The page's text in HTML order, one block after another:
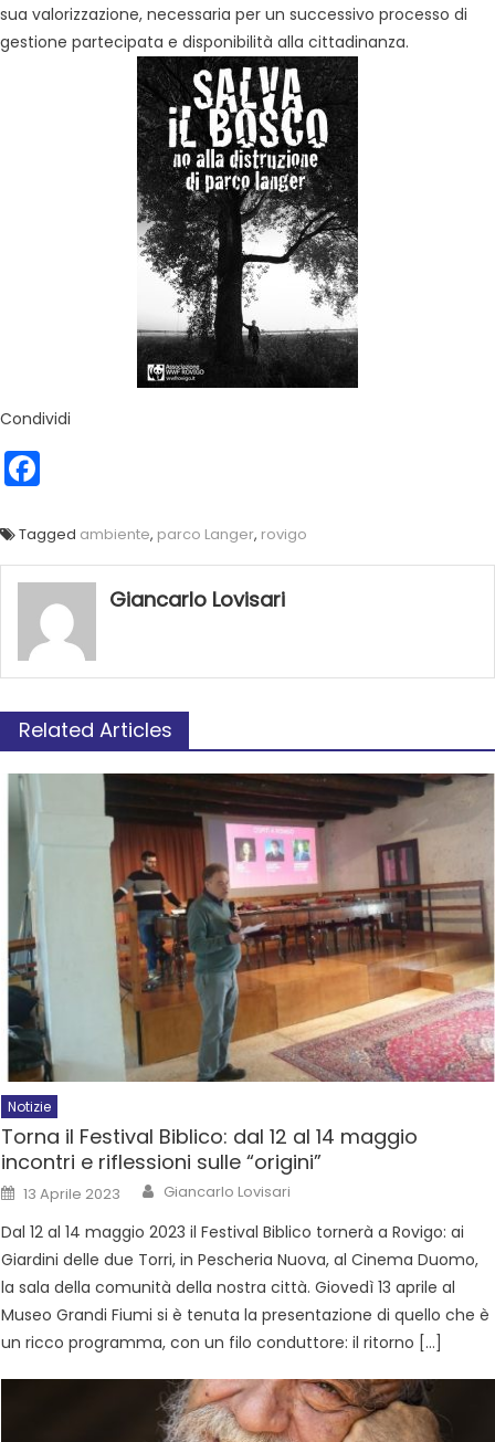
sua valorizzazione, necessaria per un successivo processo di
gestione partecipata e disponibilità alla cittadinanza.
Condividi
Tagged ambiente, parco Langer, rovigo
Giancarlo Lovisari
Related Articles
Notizie
Torna il Festival Biblico: dal 12 al 14 maggio
incontri e riflessioni sulle “origini”
13 Aprile 2023 Giancarlo Lovisari
Dal 12 al 14 maggio 2023 il Festival Biblico tornerà a Rovigo: ai
Giardini delle due Torri, in Pescheria Nuova, al Cinema Duomo,
la sala della comunità della nostra città. Giovedì 13 aprile al
Museo Grandi Fiumi si è tenuta la presentazione di quello che è
un ricco programma, con un filo conduttore: il ritorno […]